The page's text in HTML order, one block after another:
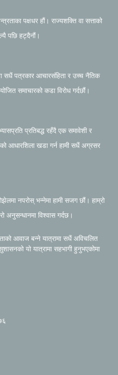
पक्षधर हौं। राज्यशक्ति वा सत्ताको
पछि हट्दैनौं।
सधैं पत्रकार आचारसंहिता र उच्च नैतिक
समाचारको कडा विरोध गर्दछौं।
प्रतिबद्ध रहँदै एक समावेशी र
आधारशिला खडा गर्न हामी सधैं अग्रसर
नपरोस् भन्नेमा हामी सजग छौं। हाम्रो
विश्वास गर्दछ।
आवाज बन्ने यात्रामा सधैं अविचलित
यो यात्रामा सहभागी हुनुभएकोमा